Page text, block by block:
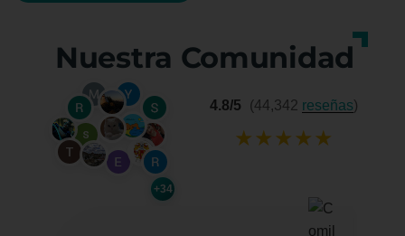
Nuestra Comunidad
+34
4.8/5 (44,342 reseñas)
★★★★★